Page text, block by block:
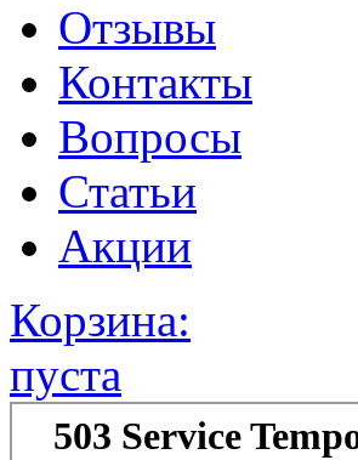
Отзывы
Контакты
Вопросы
Статьи
Акции
Корзина:
пуста